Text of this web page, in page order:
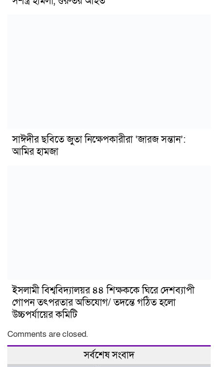
সাঈদীর ছবিতে জুতা নিক্ষেপকারীরা ‘জারজ সন্তান’:
আমির হামজা
ইসলামী বিশ্ববিদ্যালয়র ৪৪ শিক্ষককে ঘিরে দেশব্যাপী
গোপন তৎপরতার অভিযোগ/ তদন্তে গঠিত হলো
উচ্চপর্যায়ের কমিটি
Comments are closed.
সর্বশেষ সংবাদ